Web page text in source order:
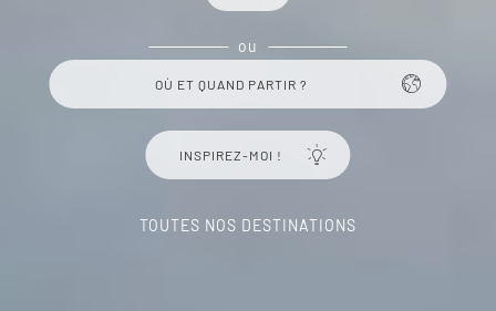
ou
OÙ ET QUAND PARTIR ?
INSPIREZ-MOI !
TOUTES NOS DESTINATIONS